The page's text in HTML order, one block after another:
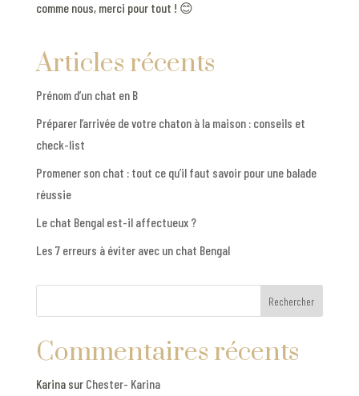
comme nous, merci pour tout ! 😊
Articles récents
Prénom d’un chat en B
Préparer l’arrivée de votre chaton à la maison : conseils et
check-list
Promener son chat : tout ce qu’il faut savoir pour une balade
réussie
Le chat Bengal est-il affectueux ?
Les 7 erreurs à éviter avec un chat Bengal
Rechercher
Commentaires récents
Karinasur Chester- Karina